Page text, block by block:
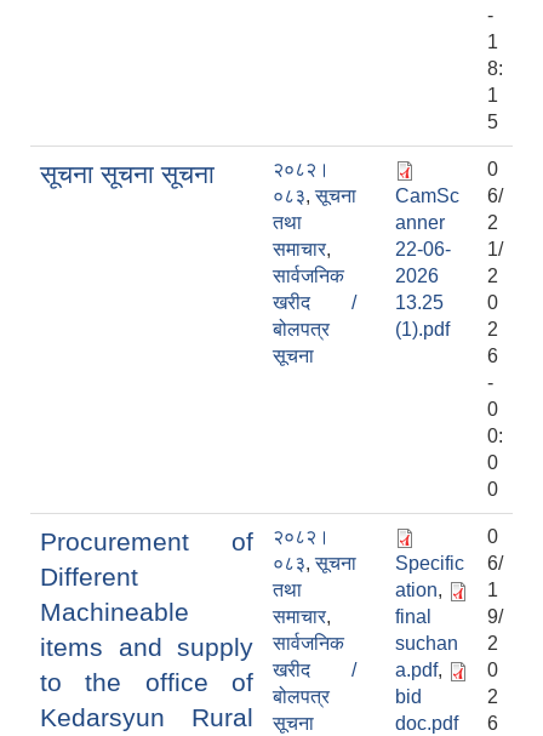
-
1
8:
1
5
सूचना सूचना सूचना
२०८२।
०८३,सूचना
तथा
समाचार,
सार्वजनिक
खरीद /
बोलपत्र
सूचना
CamSc
anner
22-06-
2026
13.25
(1).pdf
0
6/
2
1/
2
0
2
6
-
0
0:
0
0
Procurement of
Different
Machineable
items and supply
to the office of
Kedarsyun Rural
२०८२।
०८३,सूचना
तथा
समाचार,
सार्वजनिक
खरीद /
बोलपत्र
सूचना
Specific
ation,
final
suchan
a.pdf,
bid
doc.pdf
0
6/
1
9/
2
0
2
6